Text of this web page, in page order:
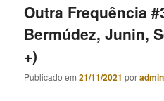
Outra Frequência
Bermúdez, Junin,
+)
Publicado em21/11/2021 poradmin